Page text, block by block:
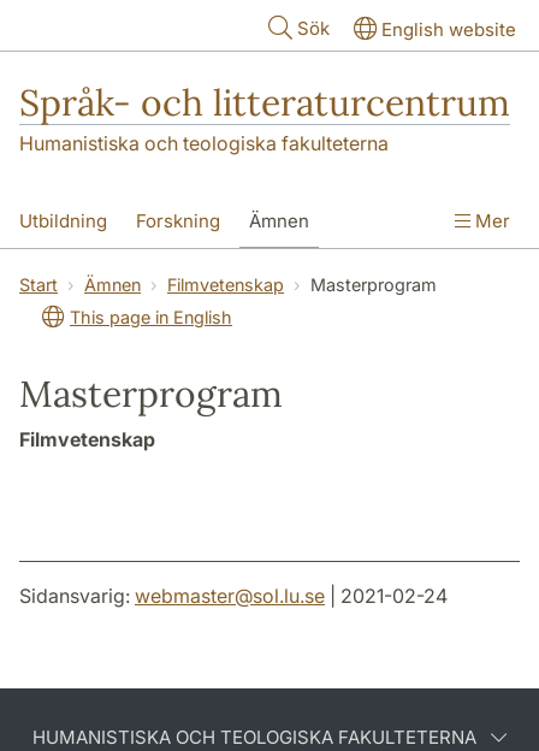
Sök English website
Språk- och litteraturcentrum
Humanistiska och teologiska fakulteterna
Utbildning Forskning Ämnen
SOL-husen Kontakt Institutionen
översättning till svenska
Mer
Start Ämnen Filmvetenskap
Masterprogram
This page in English
Masterprogram
Filmvetenskap
Sidansvarig: webmaster@sol.lu.se | 2021-02-24
HUMANISTISKA OCH TEOLOGISKA FAKULTETERNA